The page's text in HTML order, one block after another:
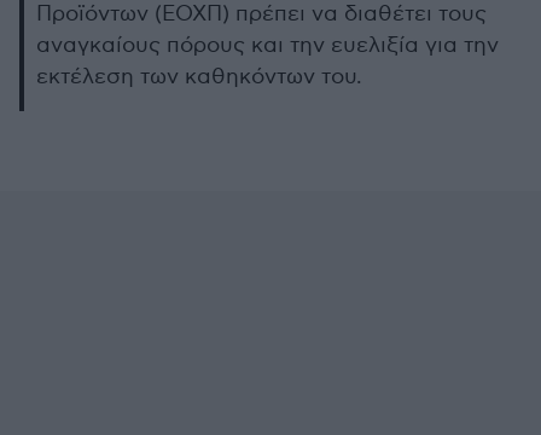
Προϊόντων (ΕΟΧΠ) πρέπει να διαθέτει τους
αναγκαίους πόρους και την ευελιξία για την
εκτέλεση των καθηκόντων του.